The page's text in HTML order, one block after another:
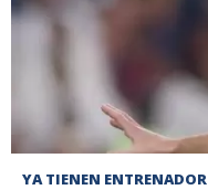
YA TIENEN ENTRENADOR